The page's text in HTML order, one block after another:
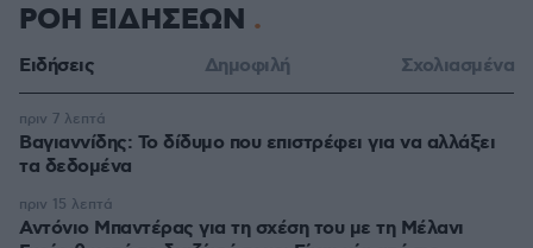
ΡΟΗ ΕΙΔΗΣΕΩΝ
Ειδήσεις Δημοφιλή Σχολιασμένα
Βαγιαννίδης: Το δίδυμο που επιστρέφει για να αλλάξει
τα δεδομένα
πριν 7 λεπτά
Αντόνιο Μπαντέρας για τη σχέση του με τη Μέλανι
πριν 15 λεπτά